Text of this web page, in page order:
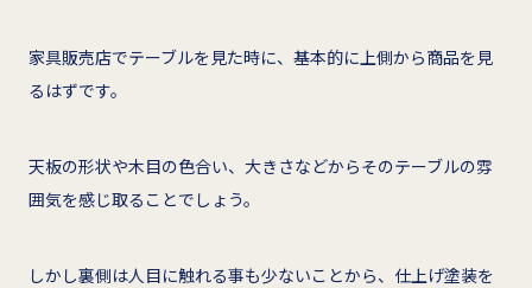
家具販売店でテーブルを見た時に、基本的に上側から商品を見
るはずです。
天板の形状や木目の色合い、大きさなどからそのテーブルの雰
囲気を感じ取ることでしょう。
しかし裏側は人目に触れる事も少ないことから、仕上げ塗装を